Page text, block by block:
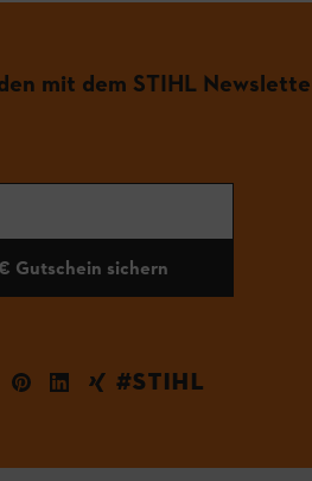
mit dem STIHL
Gutschein sichern
#STIHL